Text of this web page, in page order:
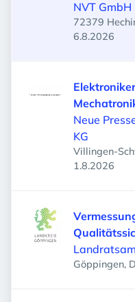
NVT GmbH
72379
Veröffentlicht
6.8.2026
Neue
KG
Villingen-
Veröffentlicht
1.8.2026
Göppingen,